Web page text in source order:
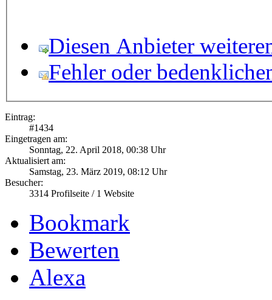
Diesen Anbieter
Fehler oder
Eintrag:
#1434
Eingetragen am:
Sonntag, 22. April 2018, 00:38 Uhr
Aktualisiert am:
Samstag, 23. März 2019, 08:12 Uhr
Besucher:
3314 Profilseite / 1 Website
Bookmark
Bewerten
Alexa